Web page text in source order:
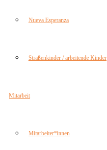
Nueva Esperanza
Straßenkinder / arbeitende Kinder
Mitarbeit
Mitarbeiter*innen